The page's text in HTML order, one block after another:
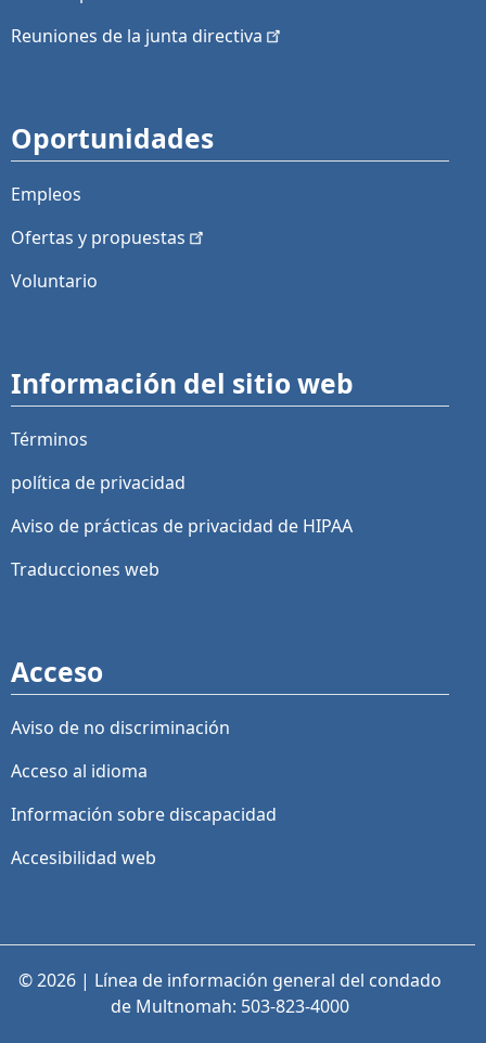
Reuniones de la junta directiva
Oportunidades
Empleos
Ofertas y propuestas
Voluntario
Información del sitio web
Términos
política de privacidad
Aviso de prácticas de privacidad de HIPAA
Traducciones web
Acceso
Aviso de no discriminación
Acceso al idioma
Información sobre discapacidad
Accesibilidad web
© 2026 | Línea de información general del condado
de Multnomah: 503-823-4000